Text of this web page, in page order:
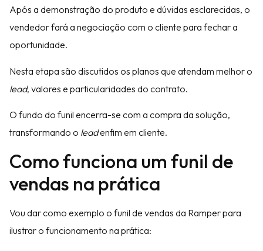
Após a demonstração do produto e dúvidas esclarecidas, o
vendedor fará a negociação com o cliente para fechar a
oportunidade.
Nesta etapa são discutidos os planos que atendam melhor o
lead, valores e particularidades do contrato.
O fundo do funil encerra-se com a compra da solução,
transformando o leadenfim em cliente.
Como funciona um funil de
vendas na prática
Vou dar como exemplo o funil de vendas da Ramper para
ilustrar o funcionamento na prática: